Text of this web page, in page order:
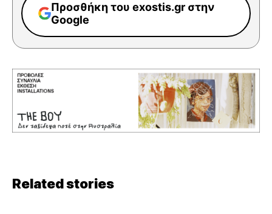
Προσθήκη του exostis.gr στην
Google
Related stories